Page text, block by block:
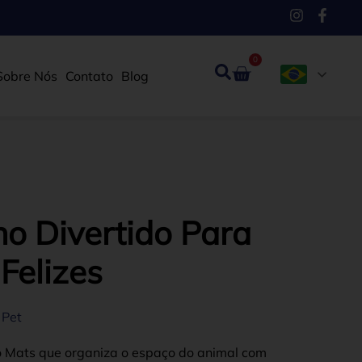
Nós Contato Blog
0
Divertido Para
que organiza o espaço do animal com